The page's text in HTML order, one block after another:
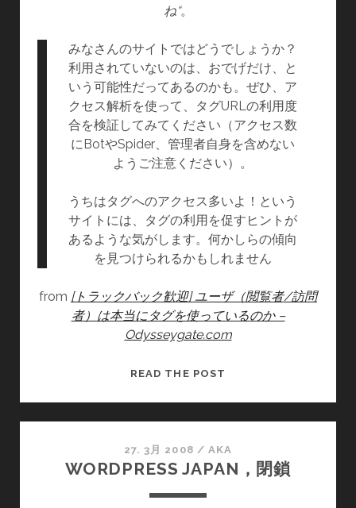
ね“。
みなさんのサイトではどうでしょうか？
利用されていないのは、おでげだけ、と
いう可能性だってあるのかも。ぜひ、ア
クセス解析を使って、タグURLの利用度
合を検証してみてください（アクセス数
にBotやSpider、管理者自身を含めない
ようご注意ください）。
うちはタグへのアクセス多いよ！という
サイトには、タグの利用を促すヒントが
あるような気がします。何かしらの傾向
を見つけられるかもしれません
from [トラックバック歓迎] ユーザ（閲覧者/訪問
者）は本当にタグを使っているのか –
Odysseygate.com
READ THE POST
ー
は
27. 3月 2008 / AKA
WORDPRESS JAPAN，閉鎖